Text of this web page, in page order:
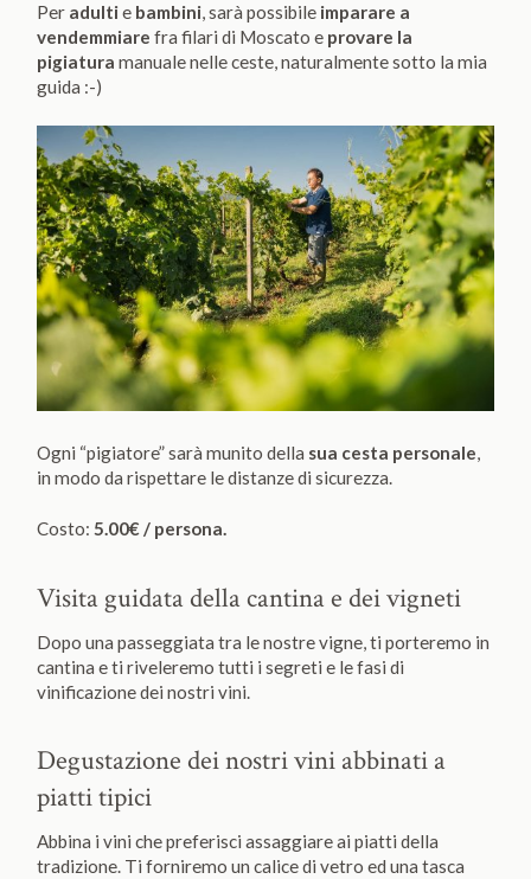
Per adultie bambini, sarà possibile imparare a
vendemmiare fra filari di Moscato e provare la
pigiatura manuale nelle ceste, naturalmente sotto la mia
guida :-)
Ogni “pigiatore” sarà munito della sua cesta personale,
in modo da rispettare le distanze di sicurezza.
Costo:5.00€ / persona.
Visita guidata della cantina e dei vigneti
Dopo una passeggiata tra le nostre vigne, ti porteremo in
cantina e ti riveleremo tutti i segreti e le fasi di
vinificazione dei nostri vini.
Degustazione dei nostri vini abbinati a
piatti tipici
Abbina i vini che preferisci assaggiare ai piatti della
tradizione. Ti forniremo un calice di vetro ed una tasca